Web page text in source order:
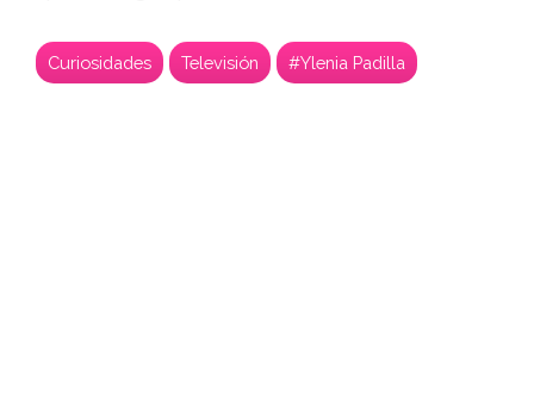
Curiosidades Televisión #Ylenia Padilla